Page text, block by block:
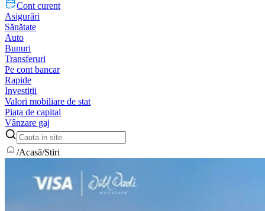
Cont curent
Asigurări
Sănătate
Auto
Bunuri
Transferuri
Pe cont bancar
Rapide
Investiții
Valori mobiliare de stat
Piața de capital
Vânzare gaj
/Acasă/Stiri